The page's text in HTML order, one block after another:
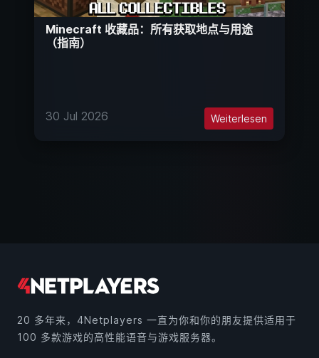
Minecraft 收藏品：所有获取地点与用途
（指南）
30 Jul 2026 Weiterlesen
20 多年来，4Netplayers 一直为你和你的朋友提供适用于
100 多款游戏的高性能语音与游戏服务器。